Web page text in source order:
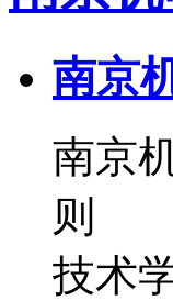
南京
南京
则 第
技术